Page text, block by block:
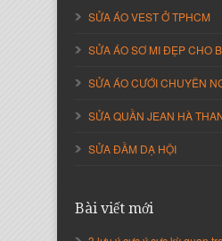
SỬA ÁO VEST Ở TPHCM
SỬA ÁO SƠ MI ĐẸP CHO
SỬA ÁO CƯỚI CHUYÊN
SỬA QUẦN JEAN HÀ
SỬA ĐẦM DẠ HỘI
Bài viết mới